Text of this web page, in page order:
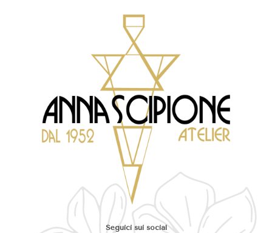
Seguici sui social